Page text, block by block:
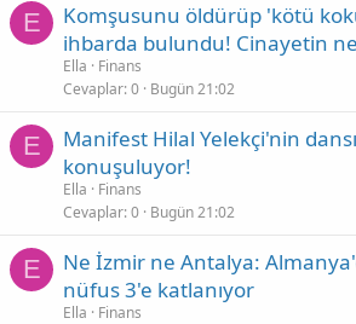
E
Komşusunu öldürüp 'kötü
ihbarda bulundu! Cinayetin
Ella
Finans
Cevaplar 0 Bugün 21:02
E
Manifest Hilal Yelekçi'nin
konuşuluyor!
Ella
Finans
Cevaplar 0 Bugün 21:02
E
Ne İzmir ne Antalya:
nüfus 3'e katlanıyor
Ella
Finans